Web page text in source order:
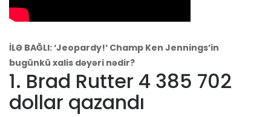
İLƏ BAĞLI: ‘Jeopardy!’ Champ Ken Jennings’in
bugünkü xalis dəyəri nədir?
1. Brad Rutter 4 385 702
dollar qazandı